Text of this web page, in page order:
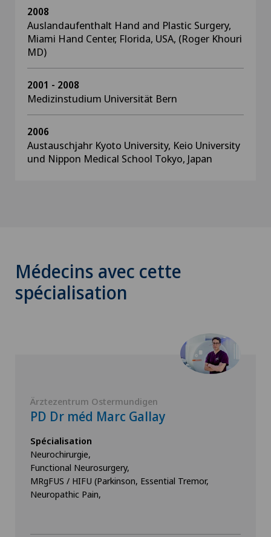
2008
Auslandaufenthalt Hand and Plastic Surgery,
Miami Hand Center, Florida, USA, (Roger Khouri
MD)
2001 - 2008
Medizinstudium Universität Bern
2006
Austauschjahr Kyoto University, Keio University
und Nippon Medical School Tokyo, Japan
Médecins avec cette
spécialisation
Ärztezentrum Ostermundigen
PD Dr méd Marc Gallay
Spécialisation
Neurochirurgie,
Functional Neurosurgery,
MRgFUS / HIFU (Parkinson, Essential Tremor,
Neuropathic Pain,